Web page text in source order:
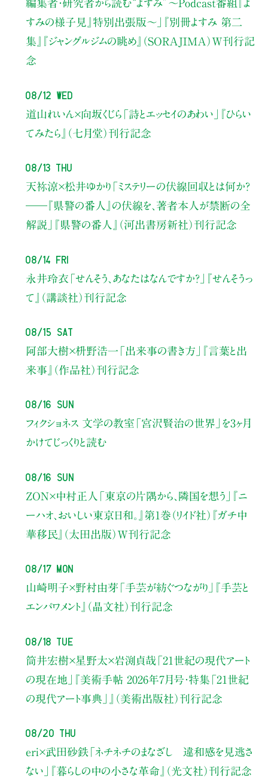
編集者・研究者から読む“よすみ” 〜Podcast番組『よ
すみの様子見』特別出張版〜」
『別冊よすみ 第二
集』『ジャングルジムの眺め』（SORAJIMA）W刊行記
念
08/12 Wed
道山れいん×向坂くじら 「詩とエッセイのあわい」
『ひらい
てみたら』（七月堂）刊行記念
08/13 Thu
天祢涼×松井ゆかり 「ミステリーの伏線回収とは何か？
――『県警の番人』の伏線を、著者本人が禁断の全
解説」
『県警の番人』（河出書房新社）刊行記念
08/14 Fri
永井玲衣 「せんそう、あなたはなんですか？」
『せんそうっ
て』（講談社）刊行記念
08/15 Sat
阿部大樹×枡野浩一 「出来事の書き方」
『言葉と出
来事』（作品社）刊行記念
08/16 Sun
フィクショネス 文学の教室 「宮沢賢治の世界」を3ヶ月
かけてじっくりと読む
08/16 Sun
ZON×中村正人 「東京の片隅から、隣国を想う」
『ニ
ーハオ、おいしい東京日和。』第1巻（リイド社） 『ガチ中
華移民』（太田出版）W刊行記念
08/17 Mon
山崎明子×野村由芽 「手芸が紡ぐつながり」
『手芸と
エンパワメント』（晶文社）刊行記念
08/18 Tue
筒井宏樹×星野太×岩渕貞哉 「21世紀の現代アート
の現在地」
『美術手帖 2026年7月号・特集「21世紀
の現代アート事典」』（美術出版社）刊行記念
08/20 Thu
eri×武田砂鉄「ネチネチのまなざし 違和感を見逃さ
ない」
『暮らしの中の小さな革命』（光文社）刊行記念